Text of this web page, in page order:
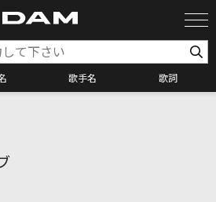
歌手名 歌詞